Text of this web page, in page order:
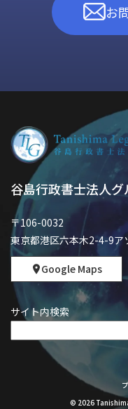
お
谷島行政書士法人グ
〒106-0032
東京都港区六本木2-4-9ア
Google Maps
サイト内検索
© 2026